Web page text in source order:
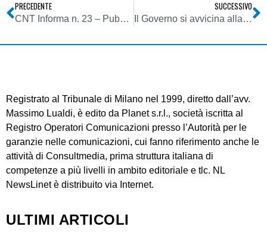
PRECEDENTE
CNT Informa n. 23 – Pubblichiamo un estratto del nuovo numero del bollettino del Coordinamento Nazionale Televisioni
SUCCESSIVO
Il Governo si avvicina alla gente: ecco “Il mio consiglio”
Registrato al Tribunale di Milano nel 1999, diretto dall’avv.
Massimo Lualdi, è edito da Planet s.r.l., società iscritta al
Registro Operatori Comunicazioni presso l’Autorità per le
garanzie nelle comunicazioni, cui fanno riferimento anche le
attività di Consultmedia, prima struttura italiana di
competenze a più livelli in ambito editoriale e tlc. NL
NewsLinet è distribuito via Internet.
ULTIMI ARTICOLI